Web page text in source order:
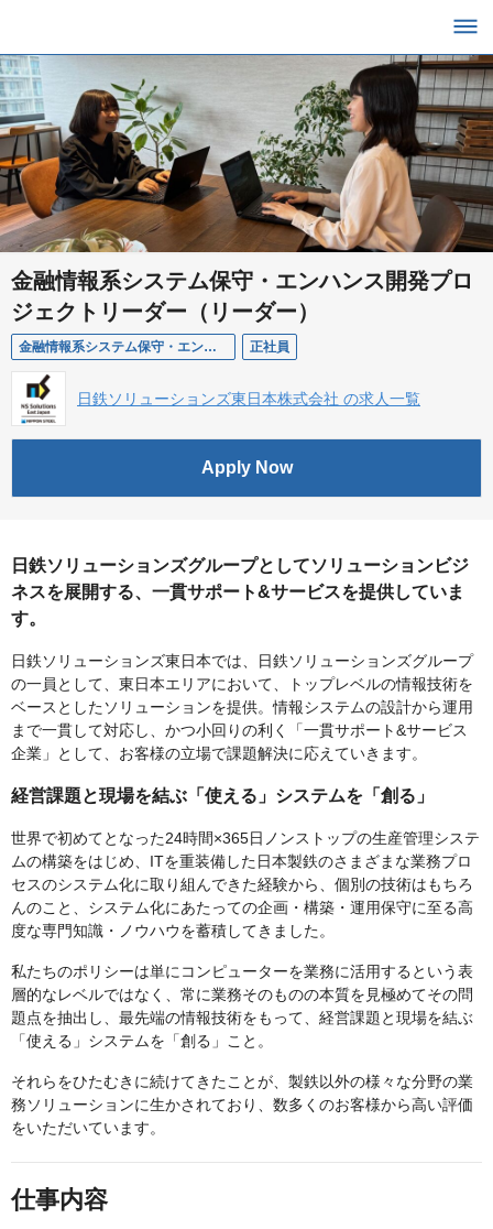
金融情報系システム保守・エンハンス開発プロ
ジェクトリーダー（リーダー）
金融情報系システム保守・エンハンス開発プロジェクトリーダー（リーダー） 正社員
日鉄ソリューションズ東日本株式会社 の求人一覧
Apply Now
日鉄ソリューションズグループとしてソリューションビジ
ネスを展開する、一貫サポート&サービスを提供していま
す。
日鉄ソリューションズ東日本では、日鉄ソリューションズグループ
の一員として、東日本エリアにおいて、トップレベルの情報技術を
ベースとしたソリューションを提供。情報システムの設計から運用
まで一貫して対応し、かつ小回りの利く「一貫サポート&サービス
企業」として、お客様の立場で課題解決に応えていきます。
経営課題と現場を結ぶ「使える」システムを「創る」
世界で初めてとなった24時間×365日ノンストップの生産管理システ
ムの構築をはじめ、ITを重装備した日本製鉄のさまざまな業務プロ
セスのシステム化に取り組んできた経験から、個別の技術はもちろ
んのこと、システム化にあたっての企画・構築・運用保守に至る高
度な専門知識・ノウハウを蓄積してきました。
私たちのポリシーは単にコンピューターを業務に活用するという表
層的なレベルではなく、常に業務そのものの本質を見極めてその問
題点を抽出し、最先端の情報技術をもって、経営課題と現場を結ぶ
「使える」システムを「創る」こと。
それらをひたむきに続けてきたことが、製鉄以外の様々な分野の業
務ソリューションに生かされており、数多くのお客様から高い評価
をいただいています。
仕事内容